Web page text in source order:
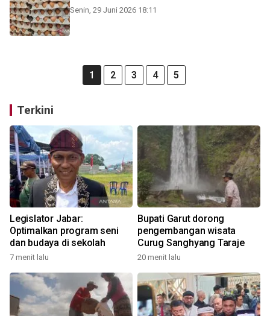
Senin, 29 Juni 2026 18:11
1 2 3 4 5
Terkini
Legislator Jabar:
Optimalkan program seni
dan budaya di sekolah
7 menit lalu
Bupati Garut dorong
pengembangan wisata
Curug Sanghyang Taraje
20 menit lalu